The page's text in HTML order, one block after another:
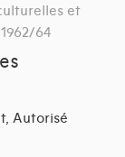
et
64
Autorisé